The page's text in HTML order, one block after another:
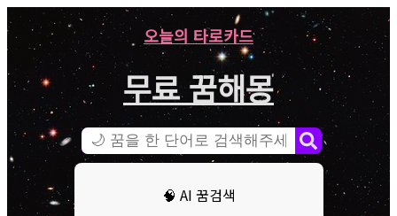
오늘의 타로카드
무료 꿈해몽
🧠 AI 꿈검색